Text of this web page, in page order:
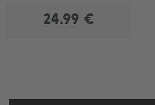
24.99 €